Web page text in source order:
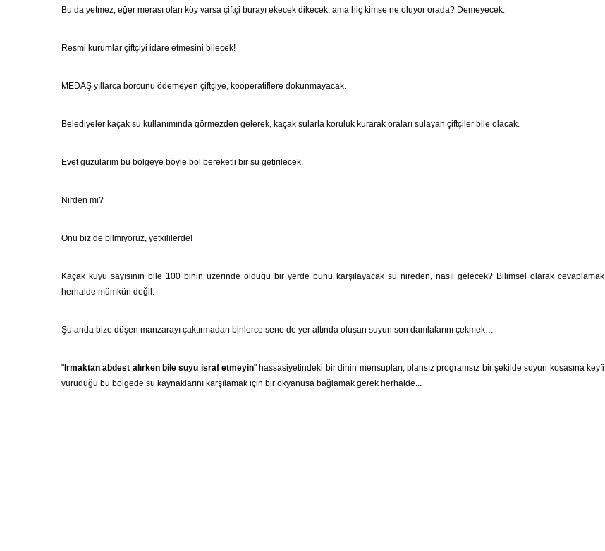
Bu da yetmez, eğer merası olan köy varsa çiftçi burayı ekecek dikecek, ama hiç kimse ne oluyor orada? Demeyecek.
Resmi kurumlar çiftçiyi idare etmesini bilecek!
MEDAŞ yıllarca borcunu ödemeyen çiftçiye, kooperatiflere dokunmayacak.
Belediyeler kaçak su kullanımında görmezden gelerek, kaçak sularla koruluk kurarak oraları sulayan çiftçiler bile olacak.
Evet guzularım bu bölgeye böyle bol bereketli bir su getirilecek.
Nirden mi?
Onu biz de bilmiyoruz, yetkililerde!
Kaçak kuyu sayısının bile 100 binin üzerinde olduğu bir yerde bunu karşılayacak su nireden, nasıl gelecek? Bilimsel olarak cevaplamak
herhalde mümkün değil.
Şu anda bize düşen manzarayı çaktırmadan binlerce sene de yer altında oluşan suyun son damlalarını çekmek…
" Irmaktan abdest alırken bile suyu israf etmeyin" hassasiyetindeki bir dinin mensupları, plansız programsız bir şekilde suyun kosasına keyfi
vuruduğu bu bölgede su kaynaklarını karşılamak için bir okyanusa bağlamak gerek herhalde...